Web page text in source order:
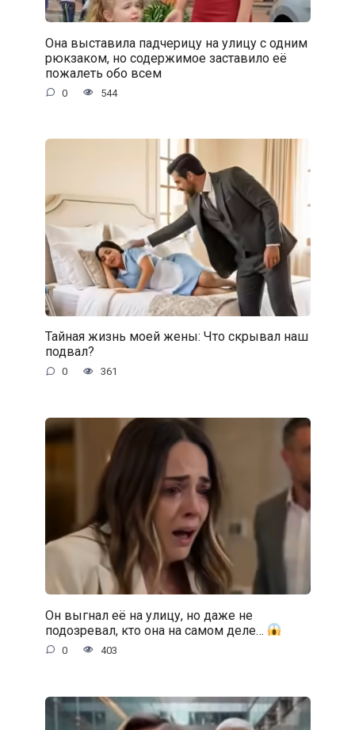
Она выставила падчерицу на улицу с одним
рюкзаком, но содержимое заставило её
пожалеть обо всем
0 544
Тайная жизнь моей жены: Что скрывал наш
подвал?
0 361
Он выгнал её на улицу, но даже не
подозревал, кто она на самом деле…
0 403